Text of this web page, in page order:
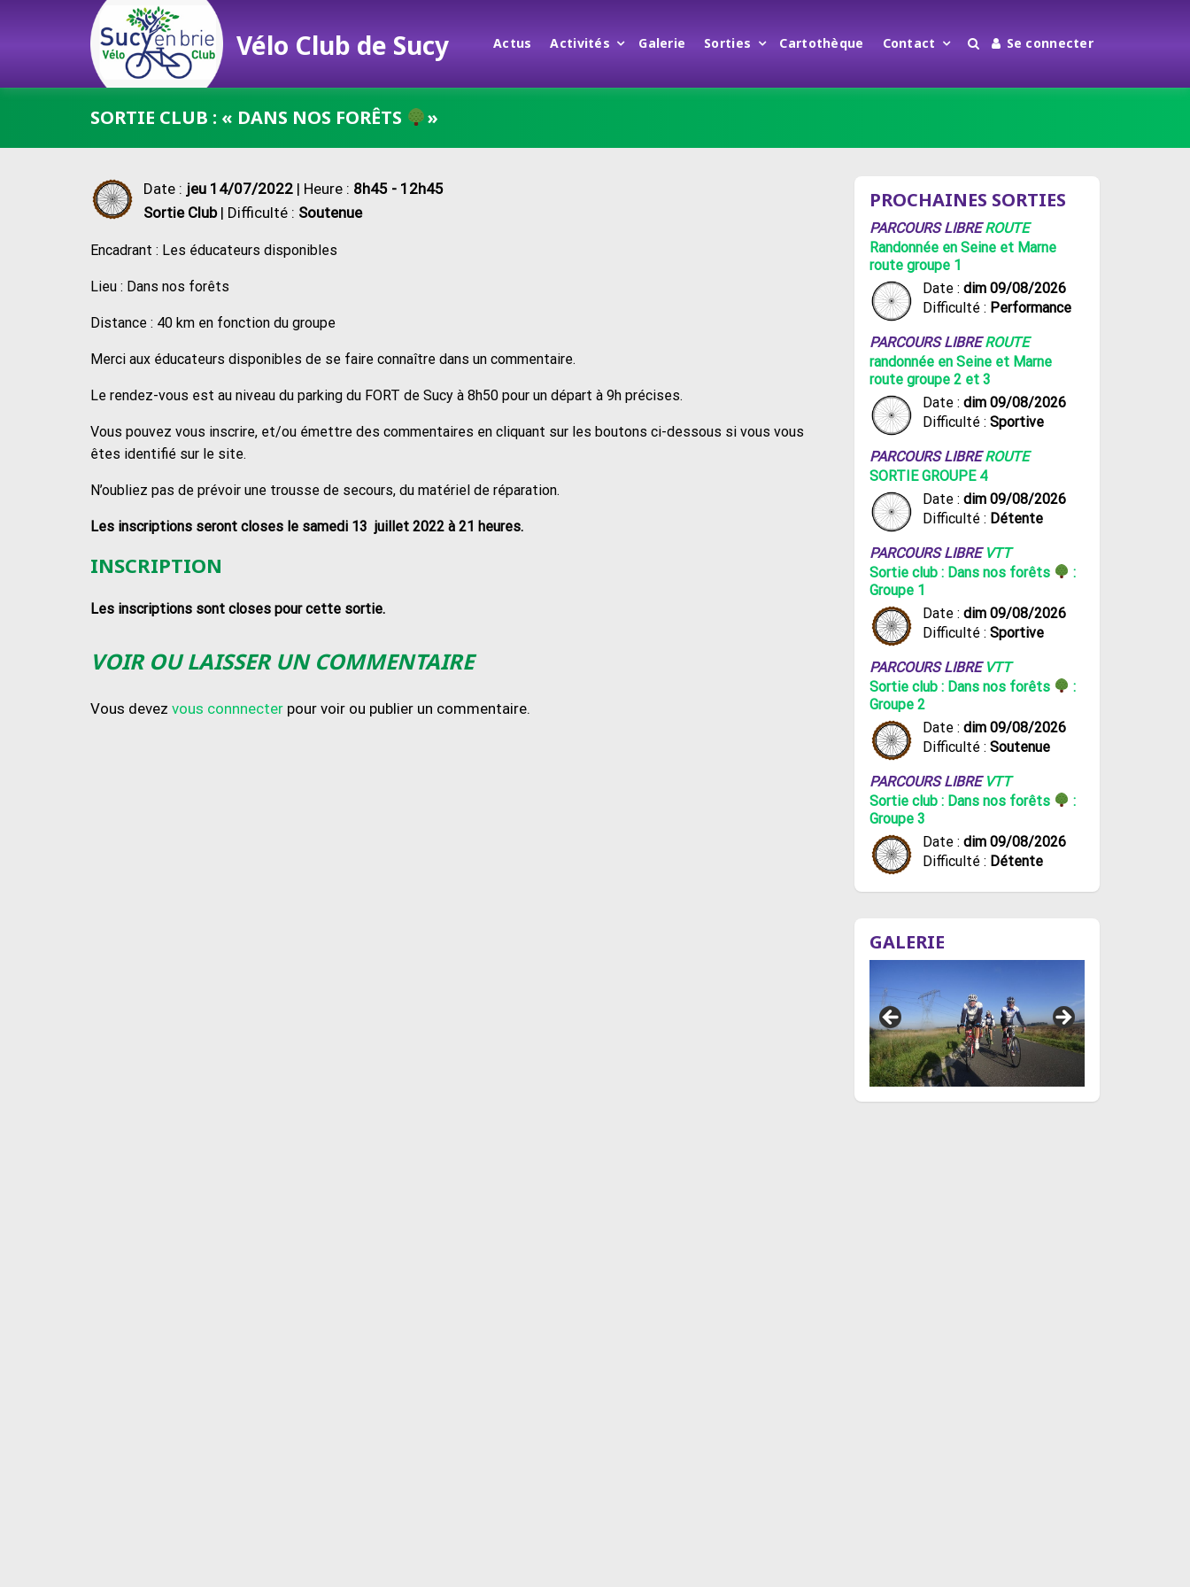
Vélo Club de Sucy Actus Activités Galerie Sorties Cartothèque Contact Se connecter
SORTIE CLUB : « DANS NOS FORÊTS »
Date : jeu 14/07/2022 | Heure : 8h45 - 12h45
Sortie Club| Difficulté : Soutenue
Encadrant : Les éducateurs disponibles
Lieu : Dans nos forêts
Distance : 40 km en fonction du groupe
Merci aux éducateurs disponibles de se faire connaître dans un commentaire.
Le rendez-vous est au niveau du parking du FORT de Sucy à 8h50 pour un départ à 9h précises.
Vous pouvez vous inscrire, et/ou émettre des commentaires en cliquant sur les boutons ci-dessous si vous vous
êtes identifié sur le site.
N’oubliez pas de prévoir une trousse de secours, du matériel de réparation.
Les inscriptions seront closes le samedi 13 juillet 2022 à 21 heures.
INSCRIPTION
Les inscriptions sont closes pour cette sortie.
VOIR OU LAISSER UN COMMENTAIRE
Vous devez vous connnecter pour voir ou publier un commentaire.
PROCHAINES SORTIES
PARCOURS LIBREROUTE
Randonnée en Seine et Marne
route groupe 1
Date : dim 09/08/2026
Difficulté : Performance
PARCOURS LIBREROUTE
randonnée en Seine et Marne
route groupe 2 et 3
Date : dim 09/08/2026
Difficulté : Sportive
PARCOURS LIBREROUTE
SORTIE GROUPE 4
Date : dim 09/08/2026
Difficulté : Détente
PARCOURS LIBRE VTT
Sortie club : Dans nos forêts
:
Groupe 1
Date : dim 09/08/2026
Difficulté : Sportive
PARCOURS LIBRE VTT
Sortie club : Dans nos forêts
:
Groupe 2
Date : dim 09/08/2026
Difficulté : Soutenue
PARCOURS LIBRE VTT
Sortie club : Dans nos forêts
:
Groupe 3
Date : dim 09/08/2026
Difficulté : Détente
GALERIE